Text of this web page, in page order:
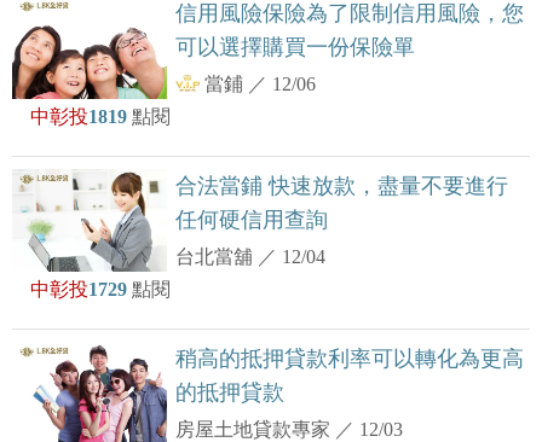
信用風險保險為了限制信用風險，您
可以選擇購買一份保險單
當鋪 ／ 12/06
中彰投1819 點閱
合法當鋪 快速放款，盡量不要進行
任何硬信用查詢
台北當舖 ／ 12/04
中彰投1729 點閱
稍高的抵押貸款利率可以轉化為更高
的抵押貸款
房屋土地貸款專家 ／ 12/03